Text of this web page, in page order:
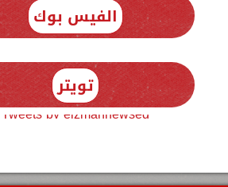
الفيس بوك
تويتر
Tweets by elzmannewseg